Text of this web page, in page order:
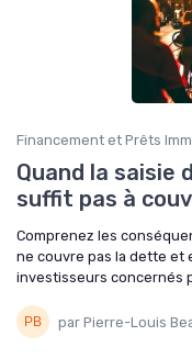
Financement et Prêts
Quand la saisie
suffit pas à
Comprenez les
ne couvre pas la dette et
investisseurs concernés
par Pierre-Louis